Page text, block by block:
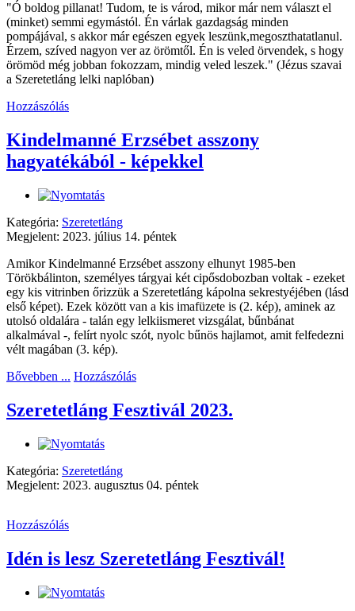
"Ó boldog pillanat! Tudom, te is várod, mikor már nem választ el
(minket) semmi egymástól. Én várlak gazdagság minden
pompájával, s akkor már egészen egyek leszünk,megoszthatatlanul.
Érzem, szíved nagyon ver az örömtől. Én is veled örvendek, s hogy
örömöd még jobban fokozzam, mindig veled leszek." (Jézus szavai
a Szeretetláng lelki naplóban)
Hozzászólás
Kindelmanné Erzsébet asszony
hagyatékából - képekkel
Kategória: Szeretetláng
Megjelent: 2023. július 14. péntek
Amikor Kindelmanné Erzsébet asszony elhunyt 1985-ben
Törökbálinton, személyes tárgyai két cipősdobozban voltak - ezeket
egy kis vitrinben őrizzük a Szeretetláng kápolna sekrestyéjében (lásd
első képet). Ezek között van a kis imafüzete is (2. kép), aminek az
utolsó oldalára - talán egy lelkiismeret vizsgálat, bűnbánat
alkalmával -, felírt nyolc szót, nyolc bűnös hajlamot, amit felfedezni
vélt magában (3. kép).
Bővebben ... Hozzászólás
Szeretetláng Fesztivál 2023.
Kategória: Szeretetláng
Megjelent: 2023. augusztus 04. péntek
Hozzászólás
Idén is lesz Szeretetláng Fesztivál!